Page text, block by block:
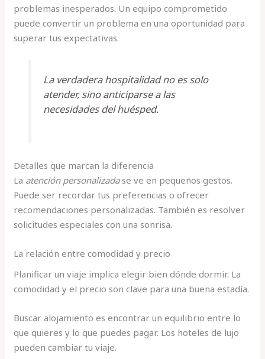
problemas inesperados. Un equipo comprometido
puede convertir un problema en una oportunidad para
superar tus expectativas.
La verdadera hospitalidad no es solo
atender, sino anticiparse a las
necesidades del huésped.
Detalles que marcan la diferencia
La atención personalizadase ve en pequeños gestos.
Puede ser recordar tus preferencias o ofrecer
recomendaciones personalizadas. También es resolver
solicitudes especiales con una sonrisa.
La relación entre comodidad y precio
Planificar un viaje implica elegir bien dónde dormir. La
comodidad y el precio son clave para una buena estadía.
Buscar alojamiento es encontrar un equilibrio entre lo
que quieres y lo que puedes pagar. Los hoteles de lujo
pueden cambiar tu viaje.